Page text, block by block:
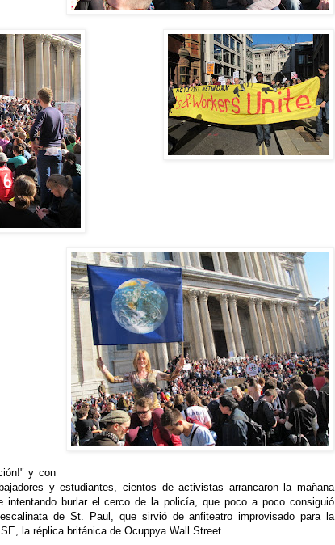
y con
y estudiantes, cientos de activistas arrancaron la mañana
intentando burlar el cerco de la policía, que poco a poco consiguió
de St. Paul, que sirvió de anfiteatro improvisado para la
la réplica británica de Ocuppya Wall Street.